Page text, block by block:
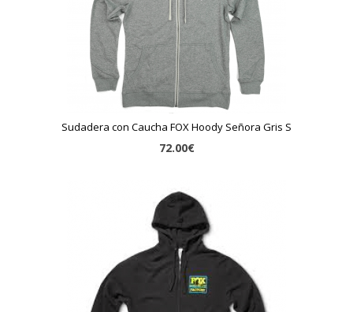
Sudadera con Caucha FOX Hoody Señora Gris S
72.00€